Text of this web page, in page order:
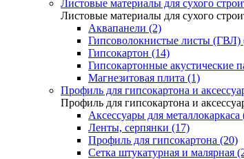
Листовые материалы для сухого
Листовые материалы для сухого
Аквапанели (2)
Гипсоволокнистые листы (ГВЛ)
Гипсокартон (14)
Гипсокартонные акустические
Магнезитовая плита (1)
Профиль для гипсокартона и
Профиль для гипсокартона и
Аксессуары для металлокаркаса
Ленты, серпянки (17)
Профиль для гипсокартона (20)
Сетка штукатурная и малярная